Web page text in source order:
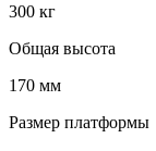
300 кг
Общая высота
170 мм
Размер платформы